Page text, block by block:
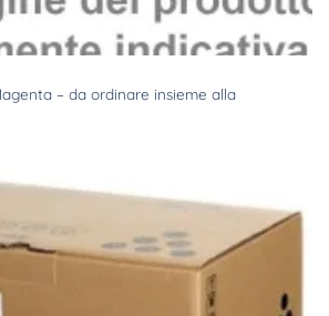
– da ordinare insieme alla